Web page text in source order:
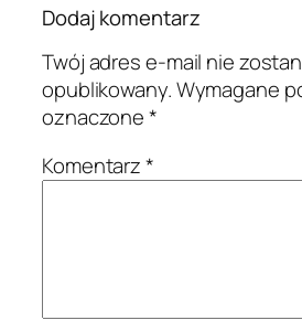
Dodaj komentarz
Twój adres e-mail nie
opublikowany.Wymagane
oznaczone*
Komentarz*